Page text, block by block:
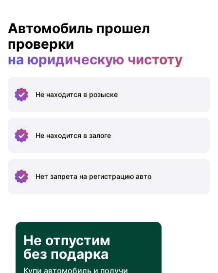
Автомобиль прошел
проверки
на юридическую чистоту
Не находится в розыске
Не находится в залоге
Нет запрета на регистрацию авто
Не отпустим
без подарка
Купи автомобиль и получи